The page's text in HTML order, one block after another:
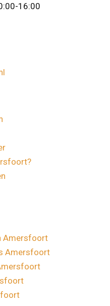
16:00
Amersfoort
Amersfoort